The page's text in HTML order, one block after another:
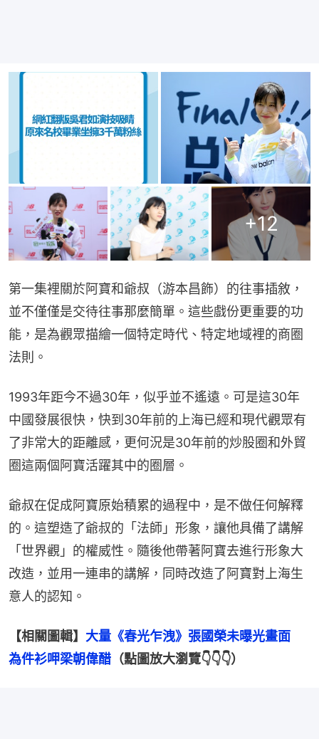
+12
第一集裡關於阿寶和爺叔（游本昌飾）的往事插敘，
並不僅僅是交待往事那麼簡單。這些戲份更重要的功
能，是為觀眾描繪一個特定時代、特定地域裡的商圈
法則。
1993年距今不過30年，似乎並不遙遠。可是這30年
中國發展很快，快到30年前的上海已經和現代觀眾有
了非常大的距離感，更何況是30年前的炒股圈和外貿
圈這兩個阿寶活躍其中的圈層。
爺叔在促成阿寶原始積累的過程中，是不做任何解釋
的。這塑造了爺叔的「法師」形象，讓他具備了講解
「世界觀」的權威性。隨後他帶著阿寶去進行形象大
改造，並用一連串的講解，同時改造了阿寶對上海生
意人的認知。
【相關圖輯】 大量《春光乍洩》張國榮未曝光畫面
為件衫呷梁朝偉醋 （點圖放大瀏覽👇👇👇）